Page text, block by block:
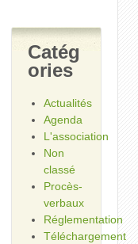
Catég
ories
Actualités
Agenda
L'association
Non
classé
Procès-
verbaux
Réglementation
Téléchargement